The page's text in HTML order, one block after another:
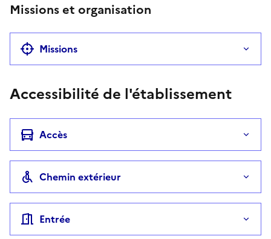
Missions et organisation
Missions
Accessibilité de l'établissement
Accès
Chemin extérieur
Entrée